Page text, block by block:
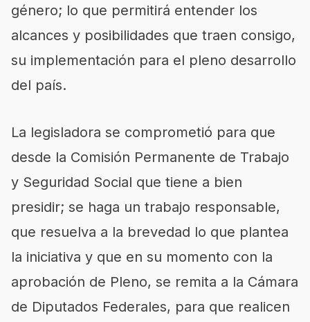
género; lo que permitirá entender los
alcances y posibilidades que traen consigo,
su implementación para el pleno desarrollo
del país.
La legisladora se comprometió para que
desde la Comisión Permanente de Trabajo
y Seguridad Social que tiene a bien
presidir; se haga un trabajo responsable,
que resuelva a la brevedad lo que plantea
la iniciativa y que en su momento con la
aprobación de Pleno, se remita a la Cámara
de Diputados Federales, para que realicen